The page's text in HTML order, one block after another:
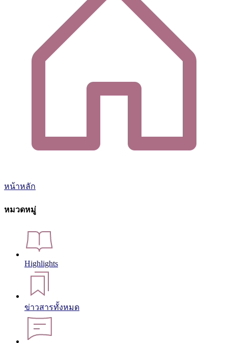
หน้าหลัก
หมวดหมู่
Highlights
ข่าวสารทั้งหมด